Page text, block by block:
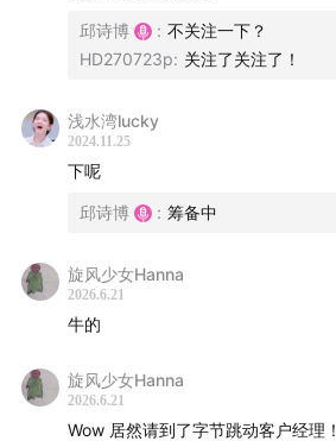
邱诗博 : 不关注一下？
HD270723p: 关注了关注了！
浅水湾lucky
2024.11.25
下呢
邱诗博 : 筹备中
旋风少女Hanna
2026.6.21
牛的
旋风少女Hanna
2026.6.21
Wow 居然请到了字节跳动客户经理！